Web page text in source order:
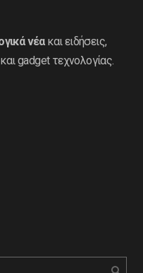
νέακαι ειδήσεις,
gadget τεχνολογίας.